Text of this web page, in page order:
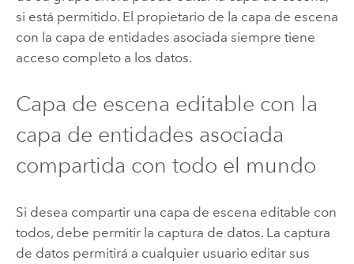
si está permitido. El propietario de la capa de escena
con la capa de entidades asociada siempre tiene
acceso completo a los datos.
Capa de escena editable con la
capa de entidades asociada
compartida con todo el mundo
Si desea compartir una capa de escena editable con
todos, debe permitir la captura de datos. La captura
de datos permitirá a cualquier usuario editar sus